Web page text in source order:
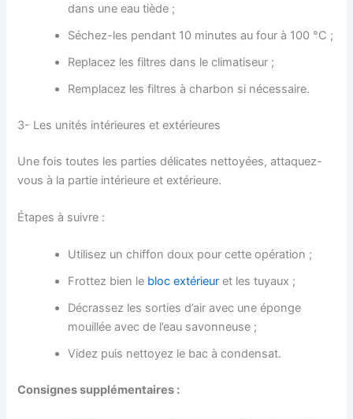
dans une eau tiède ;
Séchez-les pendant 10 minutes au four à 100 °C ;
Replacez les filtres dans le climatiseur ;
Remplacez les filtres à charbon si nécessaire.
3- Les unités intérieures et extérieures
Une fois toutes les parties délicates nettoyées, attaquez-
vous à la partie intérieure et extérieure.
Étapes à suivre :
Utilisez un chiffon doux pour cette opération ;
Frottez bien le bloc extérieur et les tuyaux ;
Décrassez les sorties d’air avec une éponge
mouillée avec de l’eau savonneuse ;
Videz puis nettoyez le bac à condensat.
Consignes supplémentaires :